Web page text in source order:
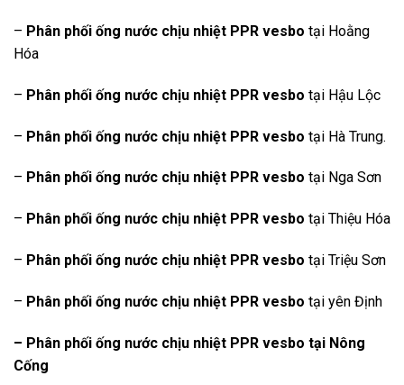
– Phân phối ống nước chịu nhiệt PPR vesbo tại Hoằng
Hóa
– Phân phối ống nước chịu nhiệt PPR vesbo tại Hậu Lộc
– Phân phối ống nước chịu nhiệt PPR vesbo tại Hà Trung.
– Phân phối ống nước chịu nhiệt PPR vesbo tại Nga Sơn
– Phân phối ống nước chịu nhiệt PPR vesbo tại Thiệu Hóa
– Phân phối ống nước chịu nhiệt PPR vesbo tại Triệu Sơn
– Phân phối ống nước chịu nhiệt PPR vesbo tại yên Định
– Phân phối ống nước chịu nhiệt PPR vesbo tại Nông
Cống